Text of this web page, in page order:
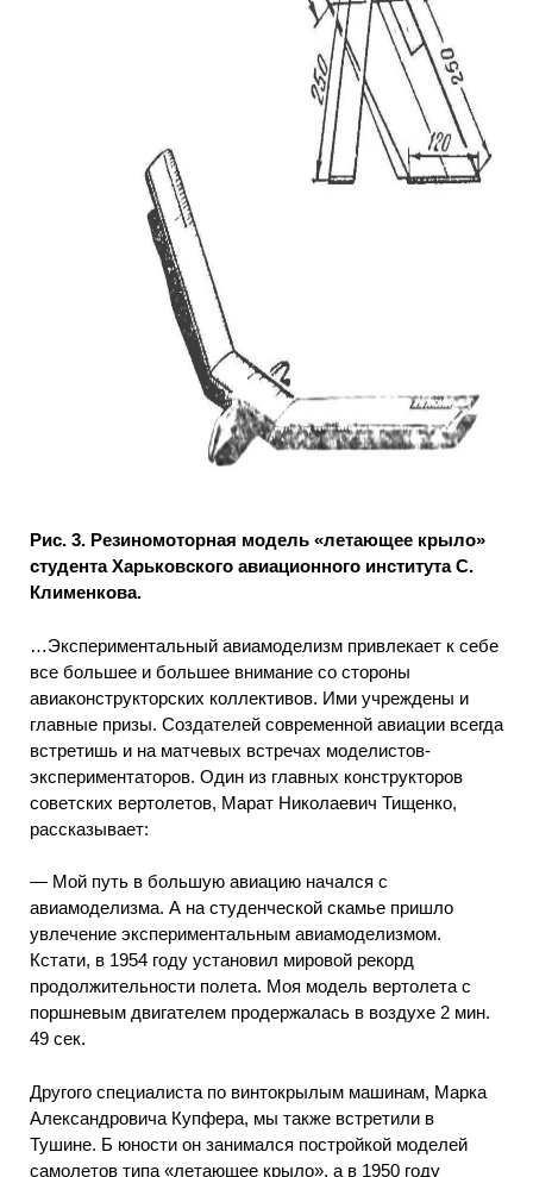
Рис. 3. Резиномоторная модель «летающее крыло»
студента Харьковского авиационного института С.
Клименкова.
…Экспериментальный авиамоделизм привлекает к себе
все большее и большее внимание со стороны
авиаконструкторских коллективов. Ими учреждены и
главные призы. Создателей современной авиации всегда
встретишь и на матчевых встречах моделистов-
экспериментаторов. Один из главных конструкторов
советских вертолетов, Марат Николаевич Тищенко,
рассказывает:
— Мой путь в большую авиацию начался с
авиамоделизма. А на студенческой скамье пришло
увлечение экспериментальным авиамоделизмом.
Кстати, в 1954 году установил мировой рекорд
продолжительности полета. Моя модель вертолета с
поршневым двигателем продержалась в воздухе 2 мин.
49 сек.
Другого специалиста по винтокрылым машинам, Марка
Александровича Купфера, мы также встретили в
Тушине. Б юности он занимался постройкой моделей
самолетов типа «летающее крыло», а в 1950 году